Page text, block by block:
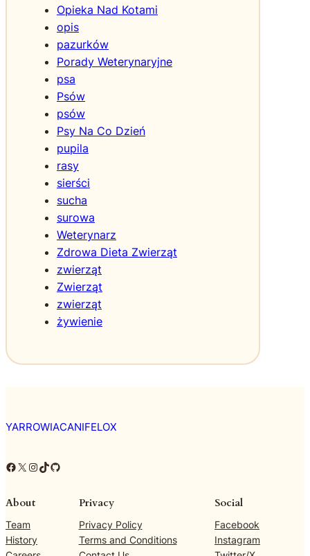
n
e
Opieka Nad Kotami
opis
pazurków
Porady Weterynaryjne
psa
Psów
psów
Psy Na Co Dzień
pupila
rasy
sierści
sucha
surowa
Weterynarz
Zdrowa Dieta Zwierząt
zwierząt
Zwierząt
zwierząt
żywienie
YARROWIACANIFELOX
Facebook X Instagram TikTok GitHub
About
Team
History
Privacy
Privacy Policy
Terms and Conditions
Social
Facebook
Instagram